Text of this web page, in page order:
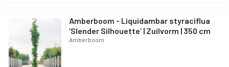
Amberboom - Liquidambar styraciflua
‘Slender Silhouette’ | Zuilvorm | 350 cm
Amberboom